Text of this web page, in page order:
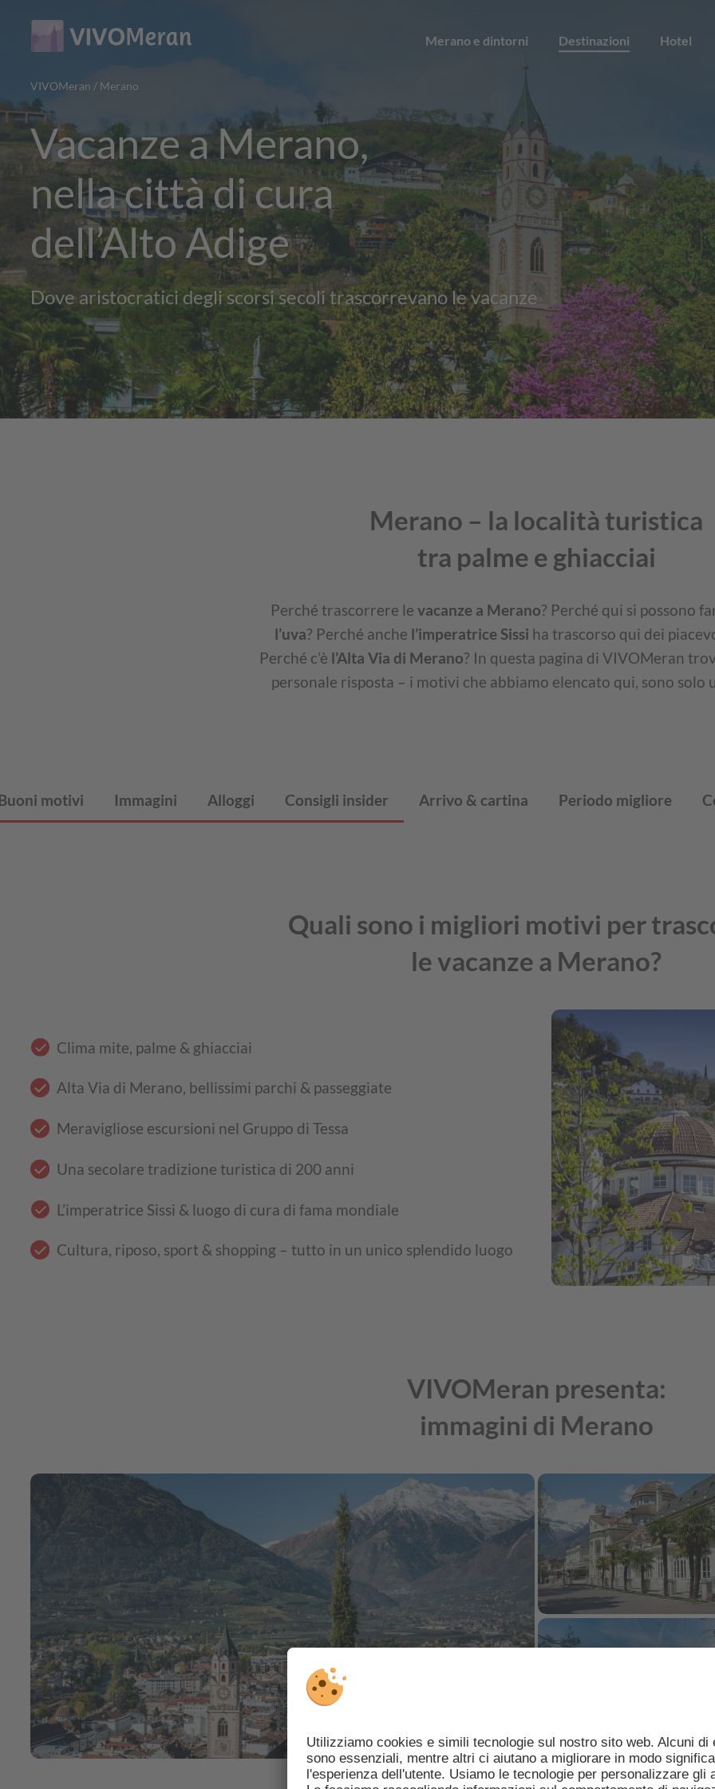
content
navigation
Merano e dintorni Destinazioni Hotel
VIVOMeran / Merano
Vacanze a Merano,
nella città di cura
dell’Alto Adige
Dove aristocratici degli scorsi secoli trascorrevano le vacanze
Merano – la località turistica
tra palme e ghiacciai
Perché trascorrere le vacanze a Merano? Perché qui si possono
l’uva? Perché anche l’imperatrice Sissi ha trascorso qui dei
Perché c’è l’Alta Via di Merano? In questa pagina di VIVOMeran
personale risposta – i motivi che abbiamo elencato qui, sono solo
motivi Immagini Alloggi Consigli insider Arrivo & cartina Periodo migliore
Quali sono i migliori motivi per
le vacanze a Merano?
Clima mite, palme & ghiacciai
Alta Via di Merano, bellissimi parchi & passeggiate
Meravigliose escursioni nel Gruppo di Tessa
Una secolare tradizione turistica di 200 anni
L’imperatrice Sissi & luogo di cura di fama mondiale
Cultura, riposo, sport & shopping – tutto in un unico splendido luogo
VIVOMeran presenta:
immagini di Merano